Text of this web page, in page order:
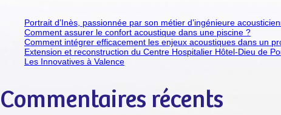
Portrait d’Inès, passionnée par son métier d’ingénieure
Comment assurer le confort acoustique dans une piscine ?
Comment intégrer efficacement les enjeux acoustiques dans un
Extension et reconstruction du Centre Hospitalier Hôtel-Dieu de
Les Innovatives à Valence
Commentaires récents